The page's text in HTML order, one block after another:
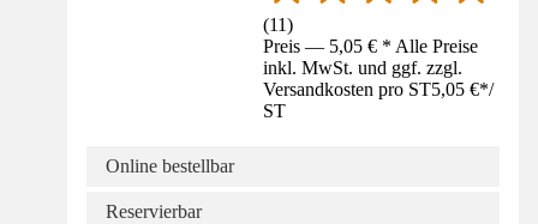
(11)
Preis — 5,05 € * Alle Preise
inkl. MwSt. und ggf. zzgl.
Versandkosten pro ST5,05 €*/
ST
Online bestellbar
Reservierbar